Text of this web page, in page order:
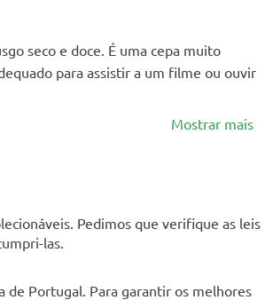
seco e doce. É uma cepa muito
para assistir a um filme ou ouvir
Mostrar mais
Pedimos que verifique as leis
las.
de Portugal. Para garantir os melhores